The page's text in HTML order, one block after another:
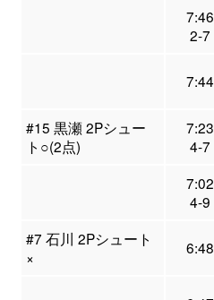
7:46
2-7
7:44
#15 黒瀬 2Pシュー
ト○(2点)
7:23
4-7
7:02
4-9
#7 石川 2Pシュート
×
6:48